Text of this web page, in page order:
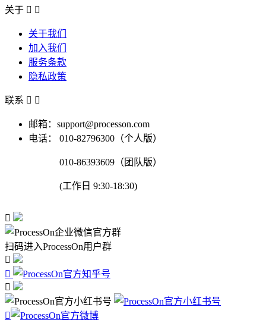
关于  
关于我们
加入我们
服务条款
隐私政策
联系  
邮箱：support@processon.com
电话：
010-82796300（个人版）
010-86393609（团队版）
(工作日 9:30-18:30)

扫码进入ProcessOn用户群



